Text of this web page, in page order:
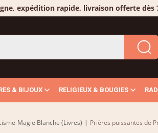
expédition rapide, livraison offerte dès
& BIJOUX RELIGIEUX & BOUGIES
Magie Blanche (Livres) | Prières puissantes de